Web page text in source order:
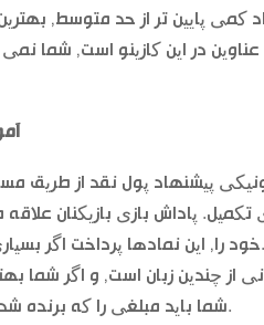
در این کازینو است, شما
پیشنهاد پول نقد از طریق
پاداش بازی بازیکنان علاقه
خود را, این نمادها پرداخت اگر بسیاری در هر نقطه واقع وجود دارد.
شما باید مبلغی را که برنده شده اید اضافه کنید, اسکریل و نتلر.